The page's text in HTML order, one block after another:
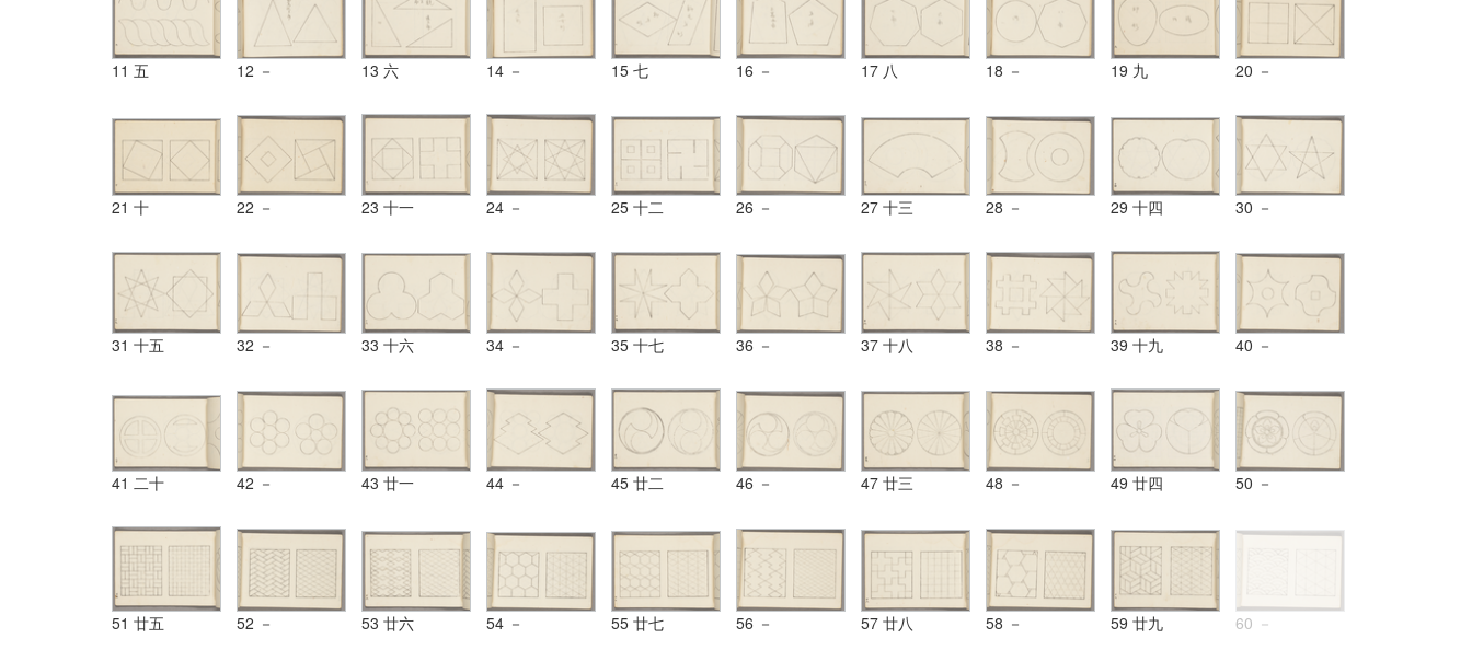
11 五 12 － 13 六 14 － 15 七 16 － 17 八 18 － 19 九 20 －
21 十 22 － 23 十一 24 － 25 十二 26 － 27 十三 28 － 29 十四 30 －
31 十五 32 － 33 十六 34 － 35 十七 36 － 37 十八 38 － 39 十九 40 －
41 二十 42 － 43 廿一 44 － 45 廿二 46 － 47 廿三 48 － 49 廿四 50 －
51 廿五 52 － 53 廿六 54 － 55 廿七 56 － 57 廿八 58 － 59 廿九 60 －